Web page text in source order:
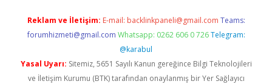
Reklam ve İletişim: E-mail: backlinkpaneli@gmail.com Teams:
forumhizmeti@gmail.com Whatsapp: 0262 606 0 726 Telegram:
@karabul
Yasal Uyarı: Sitemiz, 5651 Sayılı Kanun gereğince Bilgi Teknolojileri
ve İletişim Kurumu (BTK) tarafından onaylanmış bir Yer Sağlayıcı